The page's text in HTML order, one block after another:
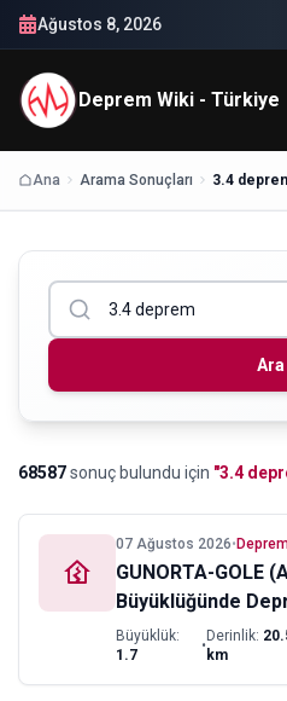
Ağustos 8, 2026
Deprem Wiki - Türkiye
Ana Arama Sonuçları 3.4
Ara
68587sonuç bulundu için "3.4
07 Ağustos 2026•
GUNORTA-GOLE
Büyüklüğünde
Büyüklük:
1.7
•
Derinlik:
km